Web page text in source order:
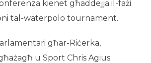
kienet għaddejja il-fażi
tal-waterpolo tournament.
għar-Riċerka,
u Sport Chris Agius